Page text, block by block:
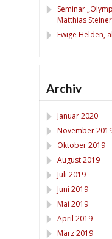
Seminar
Matthias
Ewige Helden,
Archiv
Januar 2020
November
Oktober 2019
August 2019
Juli 2019
Juni 2019
Mai 2019
April 2019
März 2019